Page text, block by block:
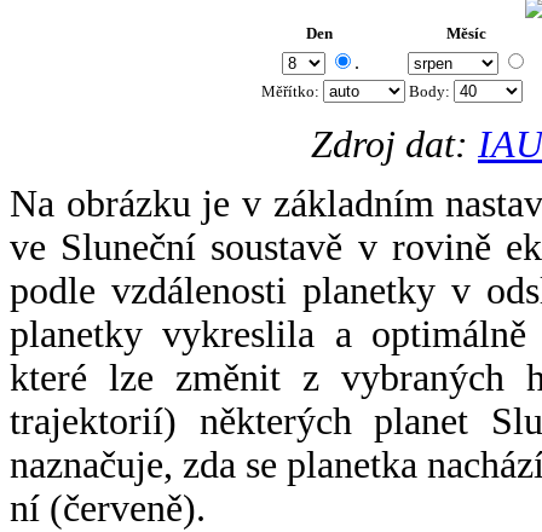
Den Měsíc
.
Měřítko: Body:
Zdroj dat:
Na obrázku je v základním
ve Sluneční soustavě v rovině
podle vzdálenosti planetky v
planetky vykreslila a
které lze změnit z vybraných
trajektorií) některých planet
naznačuje, zda se planetka
ní (červeně).